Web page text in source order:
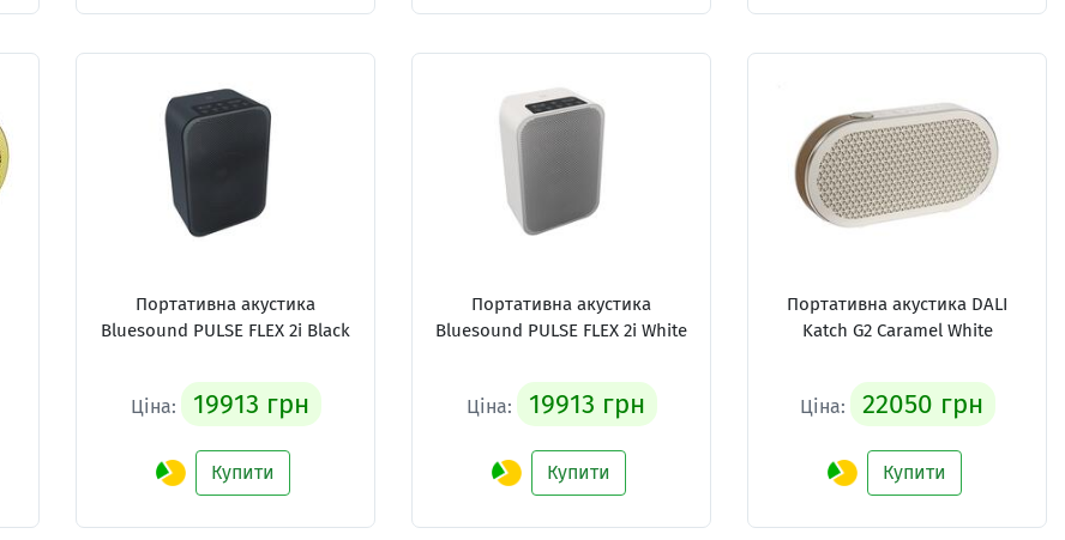
Портативна акустика
Bluesound PULSE FLEX 2i Black
Ціна: 19913 грн
Купити
Портативна акустика
Bluesound PULSE FLEX 2i White
Ціна: 19913 грн
Купити
Портативна акустика DALI
Katch G2 Caramel White
Ціна: 22050 грн
Купити